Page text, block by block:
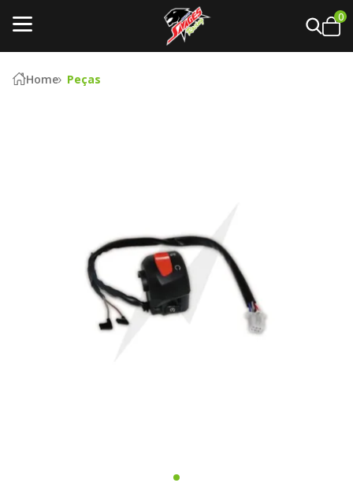
0
Home Peças